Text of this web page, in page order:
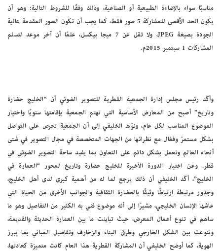
مناسبًا سواء بالإضاءة الطبيعية أو الصناعية، وذلك وفقًا للشروط التالية: وهو أن
يكون الحد الأقصى للمشاركة 5 صور فقط، كما يجب أن تكون الصور المقدمة عالية
الجودة بصيغة JPEG، ولا تقل عن 7 ميجا بيكسل، علمًا أن آخر موعد لتسلم
المشاركات 1 سبتمبر 2015م.
وأكّد رئيس مجلس إدارة الجمعية القطرية للتصوير الضوئي أن “الخليج حضارة
وتاريخ” أصبح من المعارض الأساسية التي تهتم الجمعية بإقامتها سنويًا واختيار
الموضوع المناسب لكل عام، ونوّه الخليفي إلى أن الجمعية تحرص على التواصل
بشكل مستمرّ وفعّال مع نظرائها من الجهات المتخصصة في مجال التصوير في شتى
أنحاء العالم وتعمل بشكل دائم على التعاون بما يفيد ساحة التصوير الضوئي في
قطر. وعن اختيار الدورة الأخيرة للخليج حضارة وتاريخ لمحور “العمارة في
الخليج”، أكّد الخليفي أن ذلك يرجع لما له من أهمية كبرى لدى أهل الخليج،
وجذور مرتبطة ارتباطًا وثيقًا بالحضارة الثقافية والجوانب الأخرى من الحياة التي
عاشها الإنسان الخليجي، مشيرًا إلى أنه موضوع فني به الكثير من التفاصيل وهو ما
ساهم في تنوع أعمال المعرض، حيث تباينت ما بين العمارة الحديثة والقديمة،
وتنوعت بين الشكل الخارجي وطرق البناء والزخارف وتفاصيل المباني بما يبرز
الهوية، كما أوضح الخليفي أن المشاركة القطرية هذا العام كانت متميزة كعادتها،